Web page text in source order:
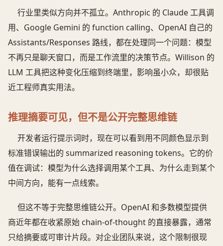
行业里类似方向并不孤立。Anthropic 的 Claude 工具调
用、Google Gemini 的 function calling、OpenAI 自己的
Assistants/Responses 路线，都在处理同一个问题：模型
不再只是聊天窗口，而是工作流里的决策节点。Willison 的
LLM 工具把这种变化压缩到终端里，影响虽小众，却很贴
近工程师真实用法。
推理摘要可见，但不是公开完整思维链
开发者运行提示词时，现在可以看到用不同颜色显示到
标准错误输出的 summarized reasoning tokens。它的价
值在调试：模型为什么选择调用某个工具、为什么走到某个
中间方向，能有一点线索。
但这不等于完整思维链公开。OpenAI 和多数模型提供
商近年都在收紧原始 chain-of-thought 的直接暴露，通常
只给摘要或可审计片段。对企业团队来说，这个限制很现